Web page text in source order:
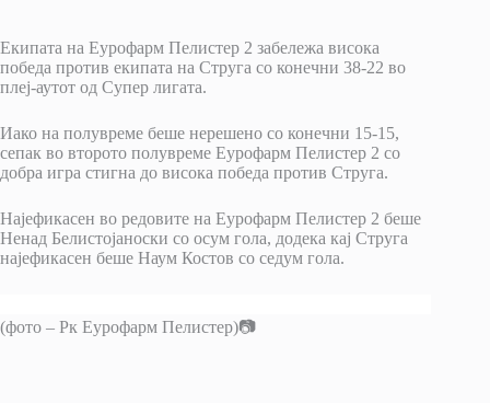
Екипата на Еурофарм Пелистер 2 забележа висока
победа против екипата на Струга со конечни 38-22 во
плеј-аутот од Супер лигата.
Иако на полувреме беше нерешено со конечни 15-15,
сепак во второто полувреме Еурофарм Пелистер 2 со
добра игра стигна до висока победа против Струга.
Најефикасен во редовите на Еурофарм Пелистер 2 беше
Ненад Белистојаноски со осум гола, додека кај Струга
најефикасен беше Наум Костов со седум гола.
(фото – Рк Еурофарм Пелистер)📷